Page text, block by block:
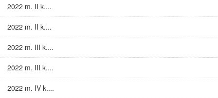
2022 m. II k....
2022 m. II k....
2022 m. III k....
2022 m. III k....
2022 m. IV k....